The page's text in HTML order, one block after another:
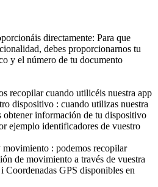
directamente: Para que
debes proporcionarnos tu
y el número de tu documento
recopilar cuando utilicéis nuestra app
dispositivo : cuando utilizas nuestra
obtener información de tu dispositivo
ejemplo identificadores de vuestro
: podemos recopilar
de movimiento a través de vuestra
GPS disponibles en